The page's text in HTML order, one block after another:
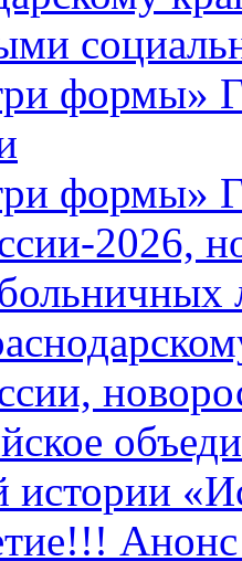
формы»
формы»
2026,
истории